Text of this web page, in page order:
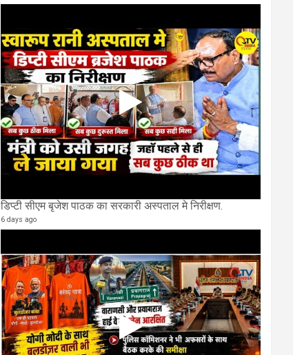
डिप्टी सीएम बृजेश पाठक का सरकारी अस्पताल मे निरीक्षण.
6 days ago